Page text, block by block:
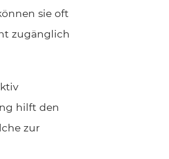
sie oft
zugänglich
hilft den
zur